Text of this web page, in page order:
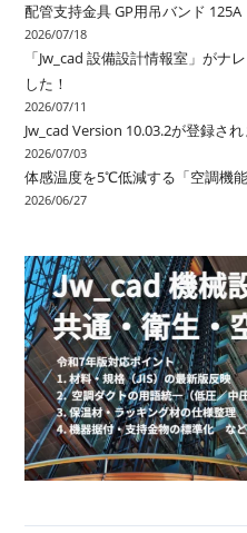
配管支持金具 GP用吊バンド 125A
2026/07/18
「Jw_cad 設備設計情報室」がナ
した！
2026/07/11
Jw_cad Version 10.03.2が登録さ
2026/07/03
体感温度を5℃低減する「空調機能
2026/06/27